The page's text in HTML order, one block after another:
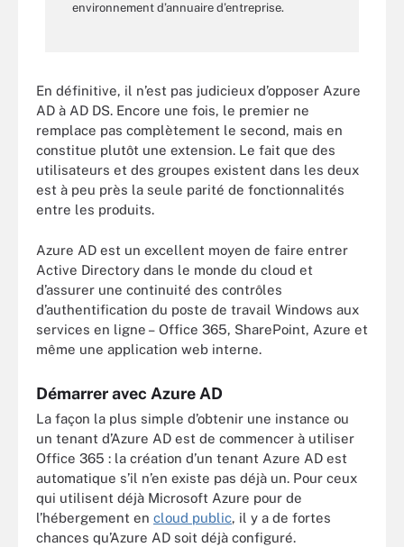
environnement d’annuaire d’entreprise.
En définitive, il n’est pas judicieux d’opposer Azure
AD à AD DS. Encore une fois, le premier ne
remplace pas complètement le second, mais en
constitue plutôt une extension. Le fait que des
utilisateurs et des groupes existent dans les deux
est à peu près la seule parité de fonctionnalités
entre les produits.
Azure AD est un excellent moyen de faire entrer
Active Directory dans le monde du cloud et
d’assurer une continuité des contrôles
d’authentification du poste de travail Windows aux
services en ligne – Office 365, SharePoint, Azure et
même une application web interne.
Démarrer avec Azure AD
La façon la plus simple d’obtenir une instance ou
un tenant d’Azure AD est de commencer à utiliser
Office 365 : la création d’un tenant Azure AD est
automatique s’il n’en existe pas déjà un. Pour ceux
qui utilisent déjà Microsoft Azure pour de
l’hébergement en cloud public, il y a de fortes
chances qu’Azure AD soit déjà configuré.